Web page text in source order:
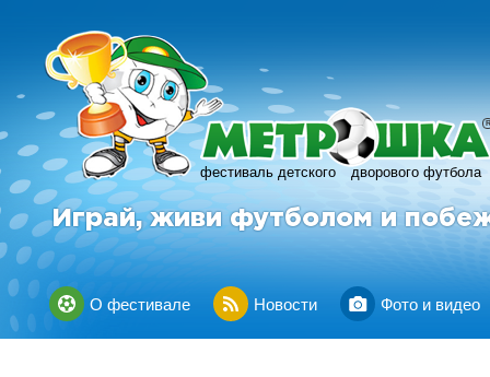
фестиваль детского дворового футбола
R
Играй, живи футболом и
О фестивале Новости Фото и видео